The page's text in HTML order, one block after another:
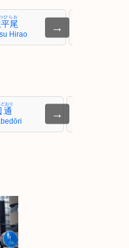
尾
ひらお
Hirao
→
通
おり
→